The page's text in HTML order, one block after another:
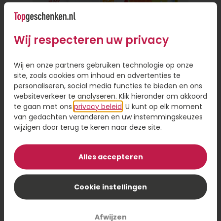
alleen gemakkelijk, want je hoeft de deur niet uit,
maar het bespaart je ook veel tijd. Je hoeft geen
te leggen als de persoon ver weg woont.
Persoonlijke touch toevoegen aan
cadeau
Online een cadeautje versturen is handig, omdat
je de keuze hebt uit een ruim assortiment en je
hoeft niet gehaast een beslissing te nemen. Even
scrollen door het assortiment en een cadeau
sturen op het moment dat voor jou uitkomt. Wil
je een cadeau bezorgen, maar wel iets
persoonlijks toevoegen? Laat je cadeau dan
cadeau. Dit geeft een persoonlijk tintje en maakt
8,95
Bestel
Wij respecteren uw privacy
Wij en onze partners gebruiken technologie op onze
site, zoals cookies om inhoud en advertenties te
personaliseren, social media functies te bieden en ons
websiteverkeer te analyseren. Klik hieronder om akkoord
te gaan met ons privacy beleid . U kunt op elk moment
van gedachten veranderen en uw instemmingskeuzes
wijzigen door terug te keren naar deze site.
Alles accepteren
Cookie instellingen
Afwijzen